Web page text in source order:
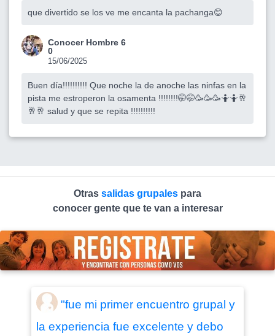
que divertido se los ve me encanta la pachanga😊
Conocer Hombre 6
0
15/06/2025
Buen día!!!!!!!!!! Que noche la de anoche las ninfas en la
pista me estroperon la osamenta !!!!!!!!🤭🤭🥳🥳🥳🤷🤷🥂
🥂🥂 salud y que se repita !!!!!!!!!!
Otras salidas grupales para
conocer gente que te van a interesar
"fue mi primer encuentro grupal y
la experiencia fue excelente y debo